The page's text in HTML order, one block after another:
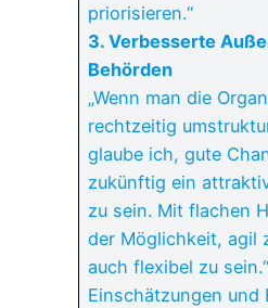
priorisieren.“
3. Verbesserte
Behörden
„Wenn man die
rechtzeitig
glaube ich, gute
zukünftig ein
zu sein. Mit flachen
der Möglichkeit, agil
auch flexibel zu sein.“
Einschätzungen und